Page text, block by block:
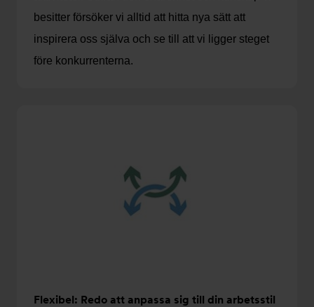
besitter försöker vi alltid att hitta nya sätt att
inspirera oss själva och se till att vi ligger steget
före konkurrenterna.
Flexibel: Redo att anpassa sig till din arbetsstil